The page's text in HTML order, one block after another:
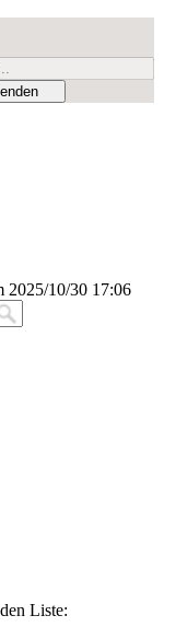
2025/10/30 17:06
Liste: